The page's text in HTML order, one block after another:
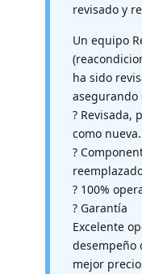
revisado y
Un equipo
ha sido
asegurando
? Revisada,
como nueva.
?
? 100%
? Garantía
Excelente
desempeño
mejor